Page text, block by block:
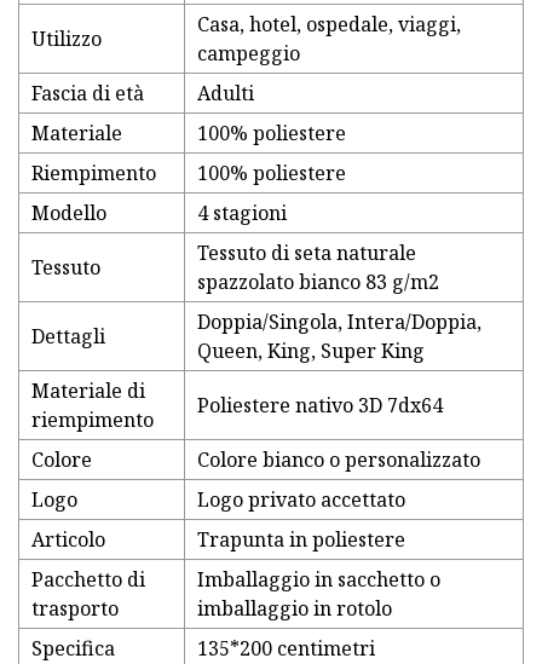
Utilizzo
Casa, hotel, ospedale, viaggi,
campeggio
Fascia di età
Adulti
Materiale
100% poliestere
Riempimento
100% poliestere
Modello
4 stagioni
Tessuto
Tessuto di seta naturale
spazzolato bianco 83 g/m2
Dettagli
Doppia/Singola, Intera/Doppia,
Queen, King, Super King
Materiale di
riempimento
Poliestere nativo 3D 7dx64
Colore
Colore bianco o personalizzato
Logo
Logo privato accettato
Articolo
Trapunta in poliestere
Pacchetto di
trasporto
Imballaggio in sacchetto o
imballaggio in rotolo
Specifica
135*200 centimetri